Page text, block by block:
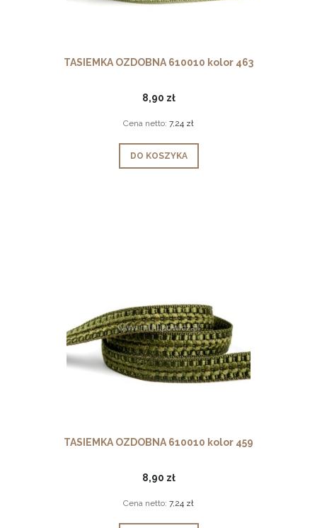
TASIEMKA OZDOBNA 610010 kolor 463
8,90 zł
Cena netto: 7,24 zł
DO KOSZYKA
TASIEMKA OZDOBNA 610010 kolor 459
8,90 zł
Cena netto: 7,24 zł